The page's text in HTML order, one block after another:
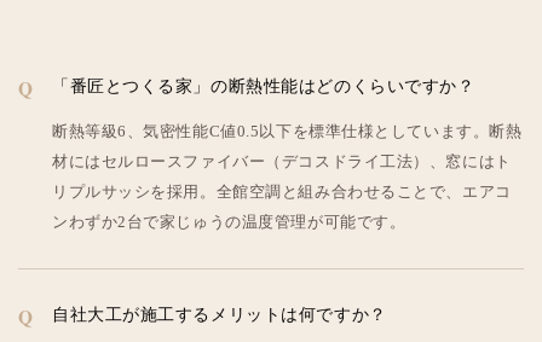
「番匠とつくる家」の断熱性能はどのくらいですか？
断熱等級6、気密性能C値0.5以下を標準仕様としています。断熱
材にはセルロースファイバー（デコスドライ工法）、窓にはト
リプルサッシを採用。全館空調と組み合わせることで、エアコ
ンわずか2台で家じゅうの温度管理が可能です。
自社大工が施工するメリットは何ですか？